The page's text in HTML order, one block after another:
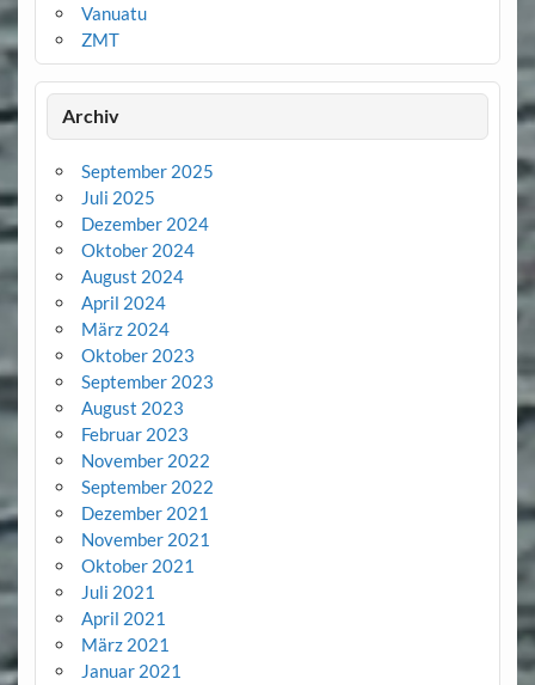
Vanuatu
ZMT
Archiv
September 2025
Juli 2025
Dezember 2024
Oktober 2024
August 2024
April 2024
März 2024
Oktober 2023
September 2023
August 2023
Februar 2023
November 2022
September 2022
Dezember 2021
November 2021
Oktober 2021
Juli 2021
April 2021
März 2021
Januar 2021